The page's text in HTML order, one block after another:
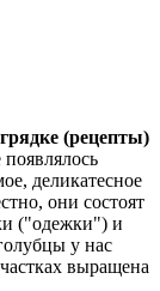
(рецепты)
деликатесное
они состоят
("одежки") и
у нас
выращена